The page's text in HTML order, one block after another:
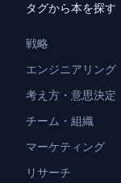
タグから本を探す
戦略
エンジニアリング
考え方・意思決定
チーム・組織
マーケティング
リサーチ